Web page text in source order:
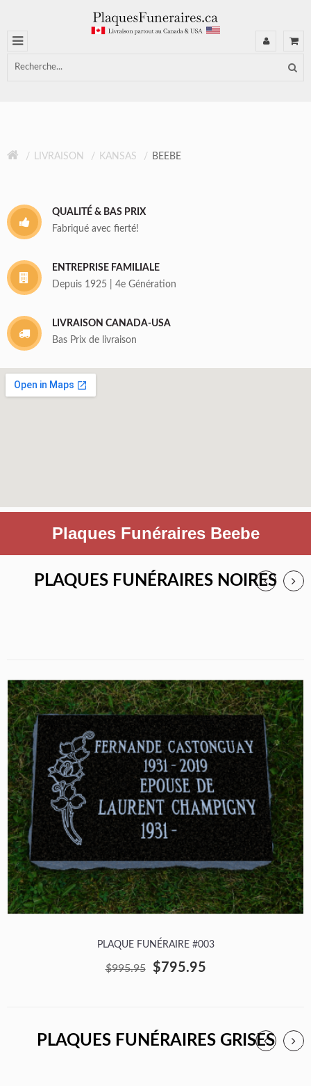
LIVRAISON KANSAS BEEBE
QUALITÉ & BAS PRIX
Fabriqué avec fierté!
ENTREPRISE FAMILIALE
Depuis 1925 | 4e Génération
LIVRAISON CANADA-USA
Bas Prix de livraison
Plaques Funéraires Beebe
PLAQUES FUNÉRAIRES NOIRES
PLAQUE FUNÉRAIRE #003
$995.95 $795.95
PLAQUES FUNÉRAIRES GRISES